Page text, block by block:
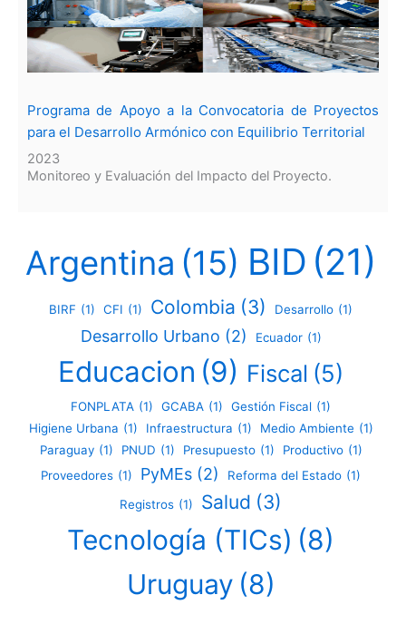
Programa de Apoyo a la Convocatoria de Proyectos
para el Desarrollo Armónico con Equilibrio Territorial
2023
Monitoreo y Evaluación del Impacto del Proyecto.
Argentina (15) BID (21)
BIRF (1) CFI (1) Colombia (3) Desarrollo (1)
Desarrollo Urbano (2) Ecuador (1)
Educacion (9) Fiscal (5)
FONPLATA (1) GCABA (1) Gestión Fiscal (1)
Higiene Urbana (1) Infraestructura (1) Medio Ambiente (1)
Paraguay (1) PNUD (1) Presupuesto (1) Productivo (1)
Proveedores (1) PyMEs (2) Reforma del Estado (1)
Registros (1) Salud (3)
Tecnología (TICs) (8)
Uruguay (8)